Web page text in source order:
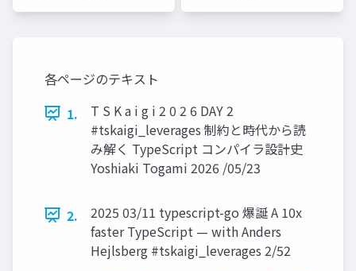
各ページのテキスト
1.
T S K a i g i 2 0 2 6 DAY 2
#tskaigi_leverages 制約と時代から読
み解く TypeScript コンパイラ設計史
Yoshiaki Togami 2026 /05/23
2.
2025 03/11 typescript-go 爆誕 A 10x
faster TypeScript — with Anders
Hejlsberg #tskaigi_leverages 2/52